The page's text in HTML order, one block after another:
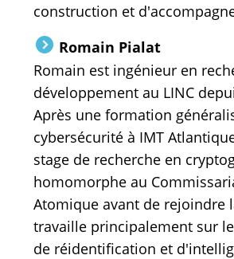
construction et
Romain Pialat
Romain est ingénieur en
développement au LINC
Après une formation
cybersécurité à IMT
stage de recherche en
homomorphe au
Atomique avant de rejoindre
travaille principalement sur
de réidentification et